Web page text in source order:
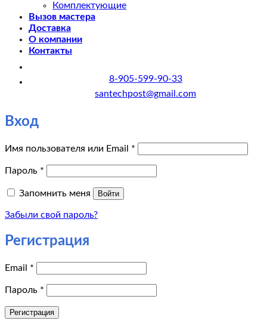
Комплектующие
Вызов мастера
Доставка
О компании
Контакты
8-905-599-90-33
santechpost@gmail.com
Вход
Имя пользователя или Email *
Пароль *
Запомнить меня Войти
Забыли свой пароль?
Регистрация
Email *
Пароль *
Регистрация